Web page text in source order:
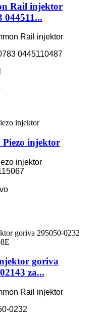
Rail injektor
044511...
Rail injektor
0445110487
Piezo injektor
injektor
goriva
za...
Rail injektor
0232